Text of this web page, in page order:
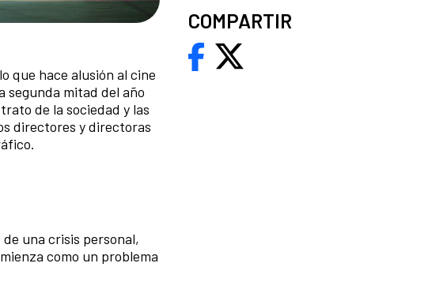
que hace alusión al cine
segunda mitad del año
de la sociedad y las
directores y directoras
una crisis personal,
como un problema
COMPARTIR